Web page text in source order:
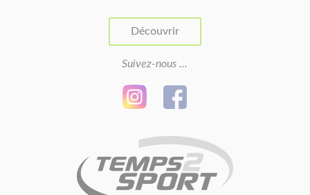
Découvrir
Suivez-nous ...